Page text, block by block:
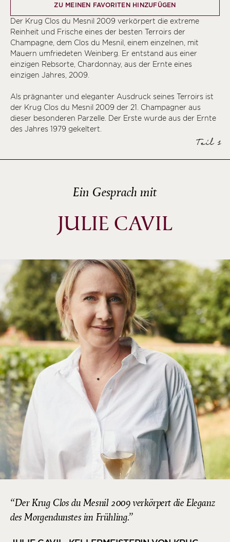
ZU MEINEN FAVORITEN HINZUFÜGEN
Der Krug Clos du Mesnil 2009 verkörpert die extreme
Reinheit und Frische eines der besten Terroirs der
Champagne, dem Clos du Mesnil, einem einzelnen, mit
Mauern umfriedeten Weinberg. Er entstand aus einer
einzigen Rebsorte, Chardonnay, aus der Ernte eines
einzigen Jahres, 2009.
Als prägnanter und eleganter Ausdruck seines Terroirs ist
der Krug Clos du Mesnil 2009 der 21. Champagner aus
dieser besonderen Parzelle. Der Erste wurde aus der Ernte
des Jahres 1979 gekeltert.
Teil 1
Ein Gesprach mit
JULIE CAVIL
Der Krug Clos du Mesnil 2009 verkörpert die Eleganz
des Morgendunstes im Frühling.